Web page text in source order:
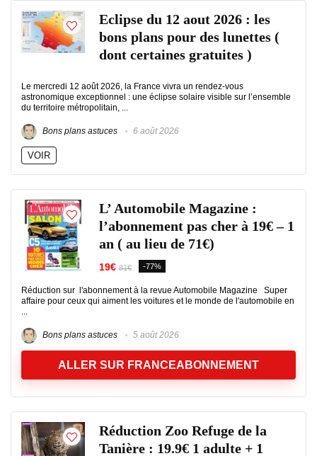
Eclipse du 12 aout 2026 : les
bons plans pour des lunettes (
dont certaines gratuites )
Le mercredi 12 août 2026, la France vivra un rendez-vous
astronomique exceptionnel : une éclipse solaire visible sur l’ensemble
du territoire métropolitain, ...
Bons plans astuces 6 août 2026
VOIR
L’ Automobile Magazine :
l’abonnement pas cher à 19€ – 1
an ( au lieu de 71€)
19€ 81€ -77%
Réduction sur l'abonnement à la revue Automobile Magazine Super
affaire pour ceux qui aiment les voitures et le monde de l'automobile en
...
Bons plans astuces 5 août 2026
ALLER SUR FRANCEABONNEMENT
Réduction Zoo Refuge de la
Tanière : 19.9€ 1 adulte + 1